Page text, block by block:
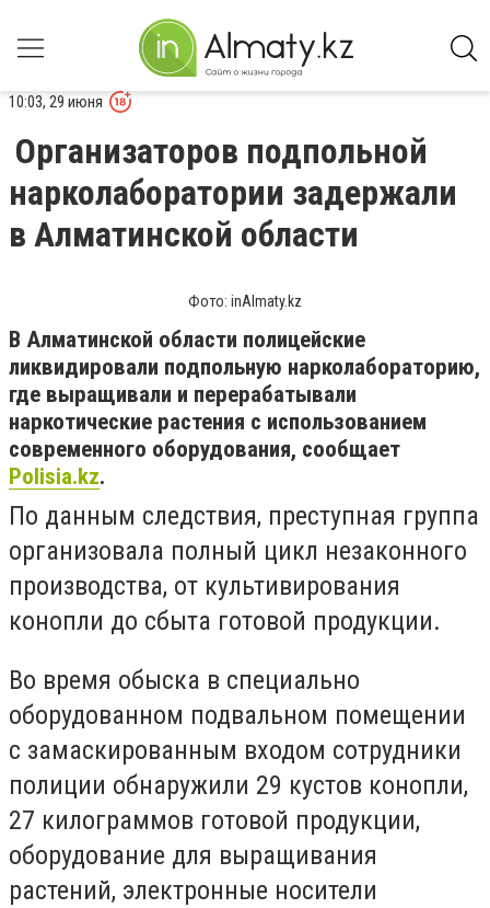
10:03, 29 июня
Организаторов подпольной
нарколаборатории задержали
в Алматинской области
Фото: inAlmaty.kz
В Алматинской области полицейские
ликвидировали подпольную нарколабораторию,
где выращивали и перерабатывали
наркотические растения с использованием
современного оборудования, сообщает
Polisia.kz.
По данным следствия, преступная группа
организовала полный цикл незаконного
производства, от культивирования
конопли до сбыта готовой продукции.
Во время обыска в специально
оборудованном подвальном помещении
с замаскированным входом сотрудники
полиции обнаружили 29 кустов конопли,
27 килограммов готовой продукции,
оборудование для выращивания
растений, электронные носители